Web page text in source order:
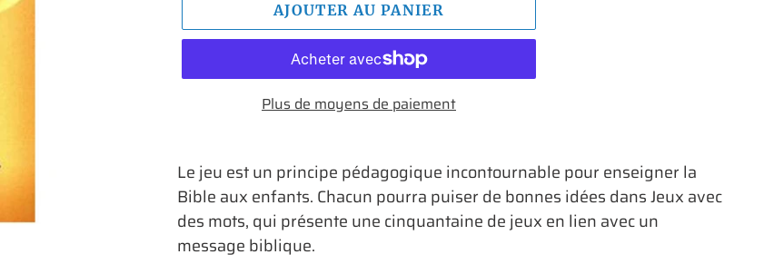
AJOUTER AU PANIER
Plus de moyens de paiement
d'un
produit
à
votre
Le jeu est un principe pédagogique incontournable pour enseigner la
Bible aux enfants. Chacun pourra puiser de bonnes idées dans Jeux avec
des mots, qui présente une cinquantaine de jeux en lien avec un
message biblique.